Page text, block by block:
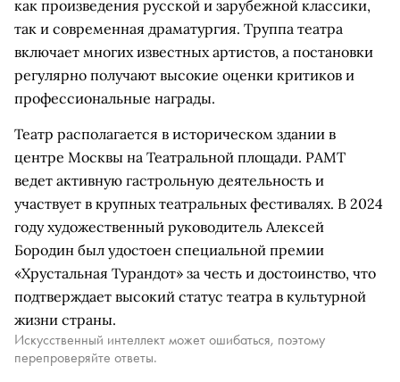
как произведения русской и зарубежной классики,
так и современная драматургия. Труппа театра
включает многих известных артистов, а постановки
регулярно получают высокие оценки критиков и
профессиональные награды.
Театр располагается в историческом здании в
центре Москвы на Театральной площади. РАМТ
ведет активную гастрольную деятельность и
участвует в крупных театральных фестивалях. В 2024
году художественный руководитель Алексей
Бородин был удостоен специальной премии
«Хрустальная Турандот» за честь и достоинство, что
подтверждает высокий статус театра в культурной
жизни страны.
Искусственный интеллект может ошибаться, поэтому
перепроверяйте ответы.